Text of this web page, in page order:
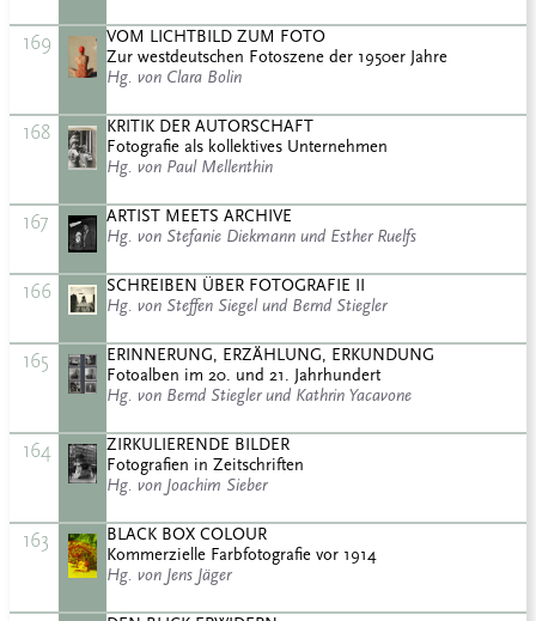
169
VOM LICHTBILD ZUM FOTO
Zur westdeutschen Fotoszene der 1950er Jahre
Hg. von Clara Bolin
168
KRITIK DER AUTORSCHAFT
Fotografie als kollektives Unternehmen
Hg. von Paul Mellenthin
167
ARTIST MEETS ARCHIVE
Hg. von Stefanie Diekmann und Esther Ruelfs
166
SCHREIBEN ÜBER FOTOGRAFIE II
Hg. von Steffen Siegel und Bernd Stiegler
165
ERINNERUNG, ERZÄHLUNG, ERKUNDUNG
Fotoalben im 20. und 21. Jahrhundert
Hg. von Bernd Stiegler und Kathrin Yacavone
164
ZIRKULIERENDE BILDER
Fotografien in Zeitschriften
Hg. von Joachim Sieber
163
BLACK BOX COLOUR
Kommerzielle Farbfotografie vor 1914
Hg. von Jens Jäger